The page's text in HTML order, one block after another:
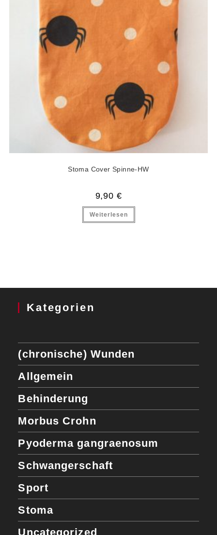
Stoma Cover Spinne-HW
9,90 €
Weiterlesen
Kategorien
(chronische) Wunden
Allgemein
Behinderung
Morbus Crohn
Pyoderma gangraenosum
Schwangerschaft
Sport
Stoma
Uncategorized